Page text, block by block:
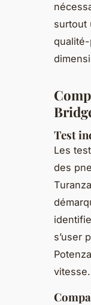
surtout
Test
Les
des
s’user
vitesse.